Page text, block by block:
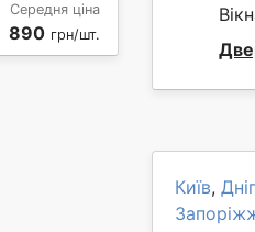
Середня ціна
890 грн/шт.
Київ,